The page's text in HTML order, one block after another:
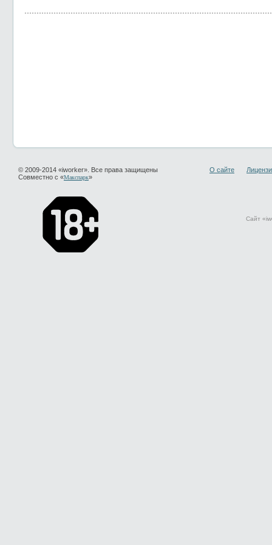
© 2009-2014 «iworker». Все права защищены
Совместно с «Макспарк»
О сайте
Сайт